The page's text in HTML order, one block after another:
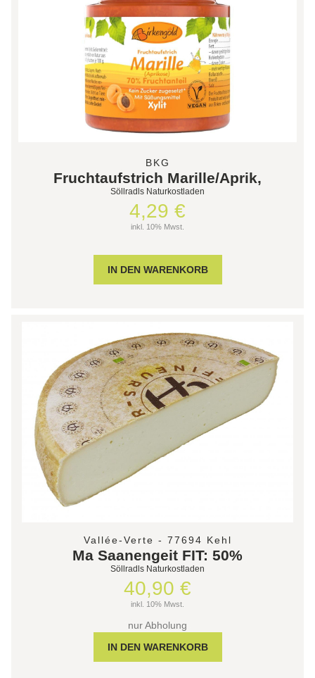
BKG
Fruchtaufstrich Marille/Aprik,
Söllradls Naturkostladen
4,29 €
inkl. 10% Mwst.
Vallée-Verte - 77694 Kehl
Ma Saanengeit FIT: 50%
Söllradls Naturkostladen
40,90 €
inkl. 10% Mwst.
nur Abholung